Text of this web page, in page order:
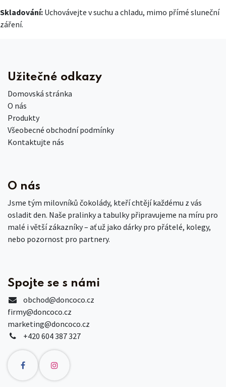
Skladování: Uchovávejte v suchu a chladu, mimo přímé sluneční
záření.
Užitečné odkazy
Domovská stránka
O nás
Produkty
Všeobecné obchodní podmínky
Kontaktujte nás
O nás
Jsme tým milovníků čokolády, kteří chtějí každému z vás
osladit den. Naše pralinky a tabulky připravujeme na míru pro
malé i větší zákazníky – ať už jako dárky pro přátelé, kolegy,
nebo pozornost pro partnery.
Spojte se s námi
obchod@doncoco.cz
firmy@doncoco.cz
marketing@doncoco.cz
+420 604 387 327